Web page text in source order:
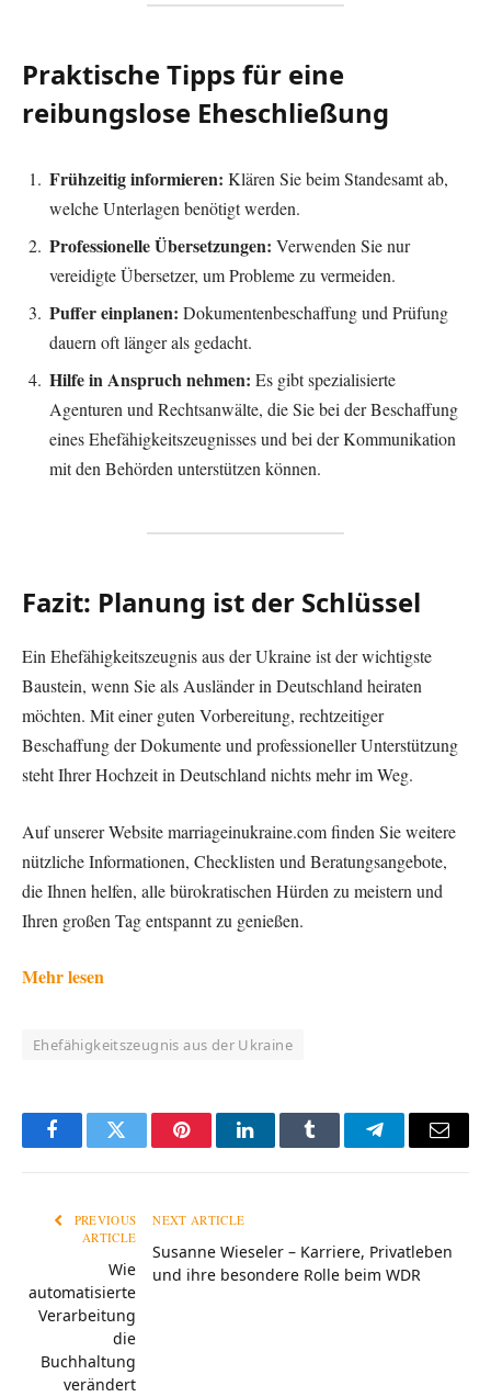
Praktische Tipps für eine
reibungslose Eheschließung
Frühzeitig informieren: Klären Sie beim Standesamt ab,
welche Unterlagen benötigt werden.
Professionelle Übersetzungen: Verwenden Sie nur
vereidigte Übersetzer, um Probleme zu vermeiden.
Puffer einplanen: Dokumentenbeschaffung und Prüfung
dauern oft länger als gedacht.
Hilfe in Anspruch nehmen: Es gibt spezialisierte
Agenturen und Rechtsanwälte, die Sie bei der Beschaffung
eines Ehefähigkeitszeugnisses und bei der Kommunikation
mit den Behörden unterstützen können.
Fazit: Planung ist der Schlüssel
Ein Ehefähigkeitszeugnis aus der Ukraine ist der wichtigste
Baustein, wenn Sie als Ausländer in Deutschland heiraten
möchten. Mit einer guten Vorbereitung, rechtzeitiger
Beschaffung der Dokumente und professioneller Unterstützung
steht Ihrer Hochzeit in Deutschland nichts mehr im Weg.
Auf unserer Website marriageinukraine.com finden Sie weitere
nützliche Informationen, Checklisten und Beratungsangebote,
die Ihnen helfen, alle bürokratischen Hürden zu meistern und
Ihren großen Tag entspannt zu genießen.
Mehr lesen
Ehefähigkeitszeugnis aus der Ukraine
FacebookTwitter PinterestLinkedInTumblr TelegramEmail
PREVIOUS
ARTICLE
Wie
automatisierte
Verarbeitung
die
Buchhaltung
verändert
NEXT ARTICLE
Susanne Wieseler – Karriere, Privatleben
und ihre besondere Rolle beim WDR